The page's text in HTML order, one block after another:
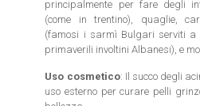
principalmente per fare degli
(come in trentino), quaglie,
(famosi i sarmì Bulgari serviti a
primaverili involtini Albanesi), e
Uso cosmetico: Il succo degli
uso esterno per curare pelli